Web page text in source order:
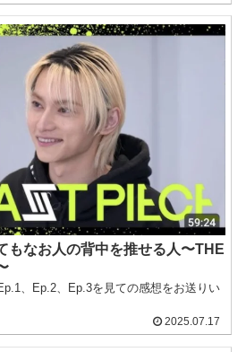
もなお人の背中を推せる人〜THE
、Ep.2、Ep.3を見ての感想をお送りい
2025.07.17